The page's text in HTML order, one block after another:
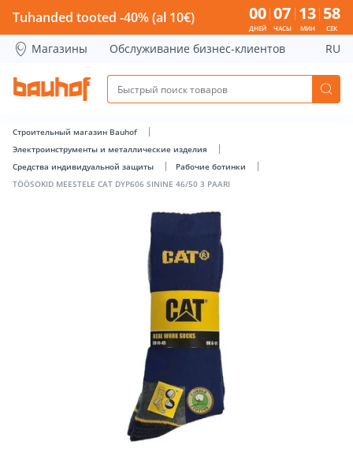
TÖÖSOKID MEESTELE CAT DYP606 SININE 46/50 3 PAARI -
Tuhanded tooted -40% (al 10€) 00
ДНЕЙ
07
ЧАСЫ
13
МИН
57
СЕК
Магазины Обслуживание бизнес-клиентов RU
Строительный магазин Bauhof
Электроинструменты и металлические изделия
Средства индивидуальной защиты
Рабочие ботинки
TÖÖSOKID MEESTELE CAT DYP606 SININE 46/50 3 PAARI